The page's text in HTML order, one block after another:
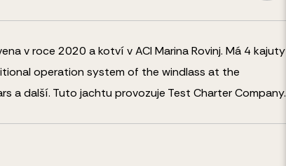
v roce 2020 a kotví v ACI Marina Rovinj. Má 4 kajuty
operation system of the windlass at the
a další. Tuto jachtu provozuje Test Charter Company.